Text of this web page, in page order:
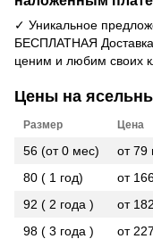
✓ Уникальное
БЕСПЛАТНАЯ
ценим и любим своих
Цены на
Размер Цена
56 (от 0 мес)
от 79
80 ( 1 год)
от
92 ( 2 года )
от
98 ( 3 года )
от